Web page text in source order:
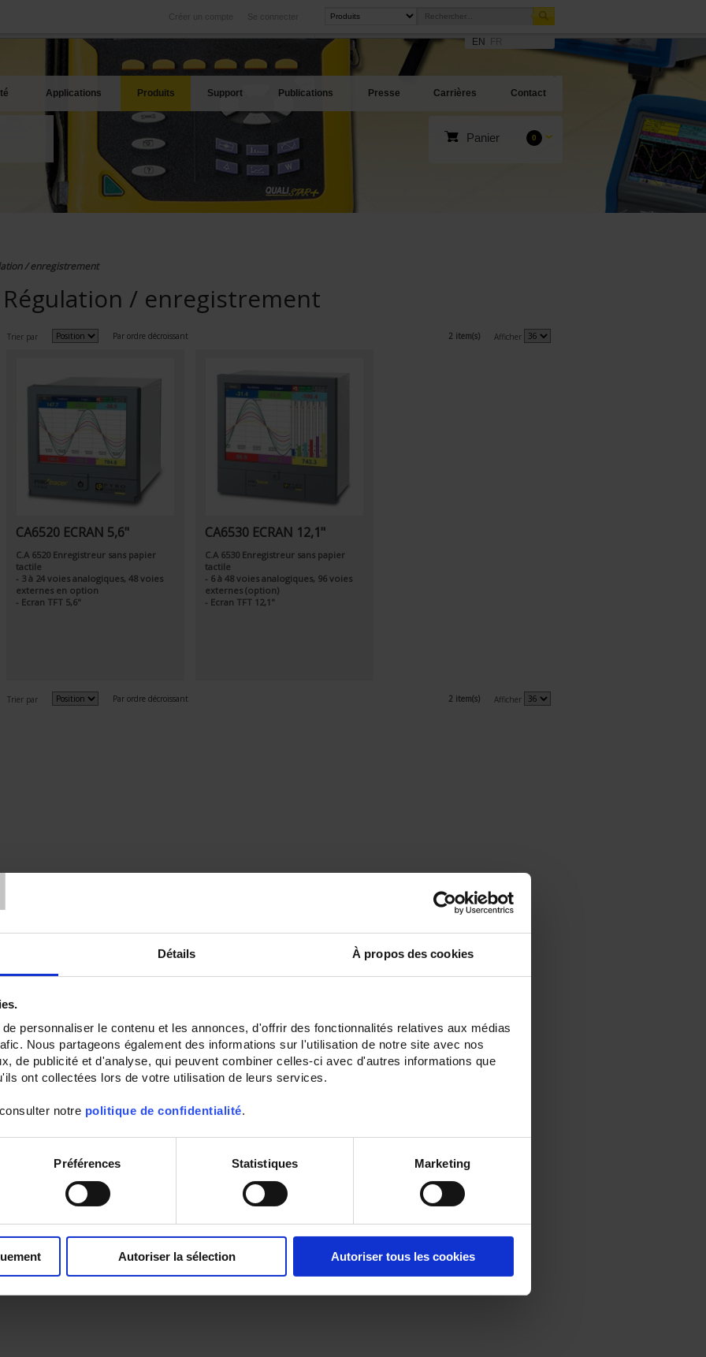
Détails À propos des cookies
personnaliser le contenu et les annonces, d'offrir des fonctionnalités relatives aux médias
Nous partageons également des informations sur l'utilisation de notre site avec nos
de publicité et d'analyse, qui peuvent combiner celles-ci avec d'autres informations que
ont collectées lors de votre utilisation de leurs services.
notre politique de confidentialité.
Préférences Statistiques Marketing
Autoriser la sélection Autoriser tous les cookies
Se connecter
Créer un compte
International
Nos filiales à l'étranger
Nos meilleures offres
EN
Applications Produits Support Publications Presse Carrières Contact
Panier 0
/ enregistrement
Régulation / enregistrement
Trier par Par ordre décroissant 2 item(s) Afficher
CA6520 ECRAN 5,6"
C.A 6520 Enregistreur sans papier
tactile
- 3 à 24 voies analogiques, 48 voies
externes en option
- Ecran TFT 5,6"
CA6530 ECRAN 12,1"
C.A 6530 Enregistreur sans papier
tactile
- 6 à 48 voies analogiques, 96 voies
externes (option)
- Ecran TFT 12,1"
Trier par Par ordre décroissant 2 item(s) Afficher